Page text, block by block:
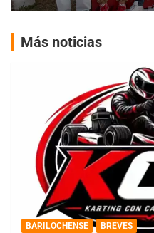
Más noticias
BARILOCHENSE BREVES